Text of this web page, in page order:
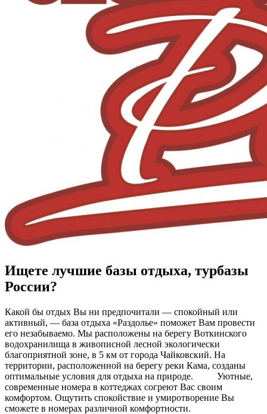
Ищете лучшие базы отдыха, турбазы
России?
Какой бы отдых Вы ни предпочитали — спокойный или
активный, — база отдыха «Раздолье» поможет Вам провести
его незабываемо. Мы расположены на берегу Воткинского
водохранилища в живописной лесной экологически
благоприятной зоне, в 5 км от города Чайковский. На
территории, расположенной на берегу реки Кама, созданы
оптимальные условия для отдыха на природе. Уютные,
современные номера в коттеджах согреют Вас своим
комфортом. Ощутить спокойствие и умиротворение Вы
сможете в номерах различной комфортности.